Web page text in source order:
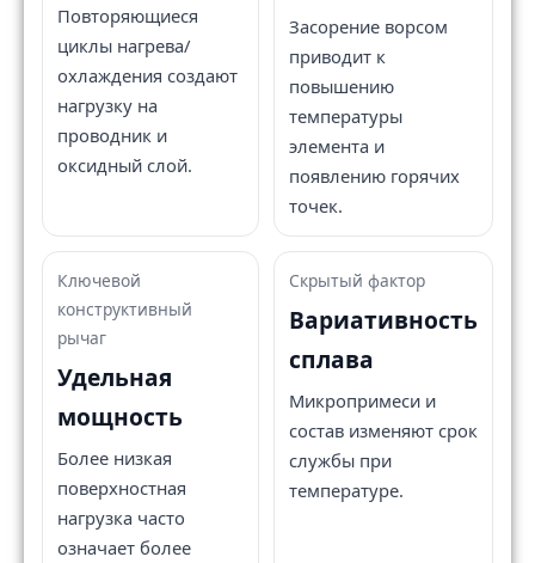
Повторяющиеся
циклы нагрева/
охлаждения создают
нагрузку на
проводник и
оксидный слой.
Засорение ворсом
приводит к
повышению
температуры
элемента и
появлению горячих
точек.
Ключевой
конструктивный
рычаг
Удельная
мощность
Более низкая
поверхностная
нагрузка часто
означает более
Скрытый фактор
Вариативность
сплава
Микропримеси и
состав изменяют срок
службы при
температуре.